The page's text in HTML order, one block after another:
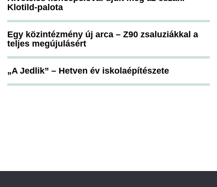
Klotild-palota
Egy közintézmény új arca – Z90 zsaluziákkal a
teljes megújulásért
„A Jedlik” – Hetven év iskolaépítészete